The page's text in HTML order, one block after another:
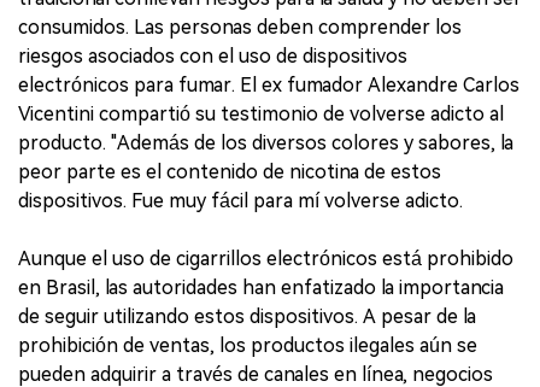
consumidos. Las personas deben comprender los
riesgos asociados con el uso de dispositivos
electrónicos para fumar. El ex fumador Alexandre Carlos
Vicentini compartió su testimonio de volverse adicto al
producto. "Además de los diversos colores y sabores, la
peor parte es el contenido de nicotina de estos
dispositivos. Fue muy fácil para mí volverse adicto.
Aunque el uso de cigarrillos electrónicos está prohibido
en Brasil, las autoridades han enfatizado la importancia
de seguir utilizando estos dispositivos. A pesar de la
prohibición de ventas, los productos ilegales aún se
pueden adquirir a través de canales en línea, negocios